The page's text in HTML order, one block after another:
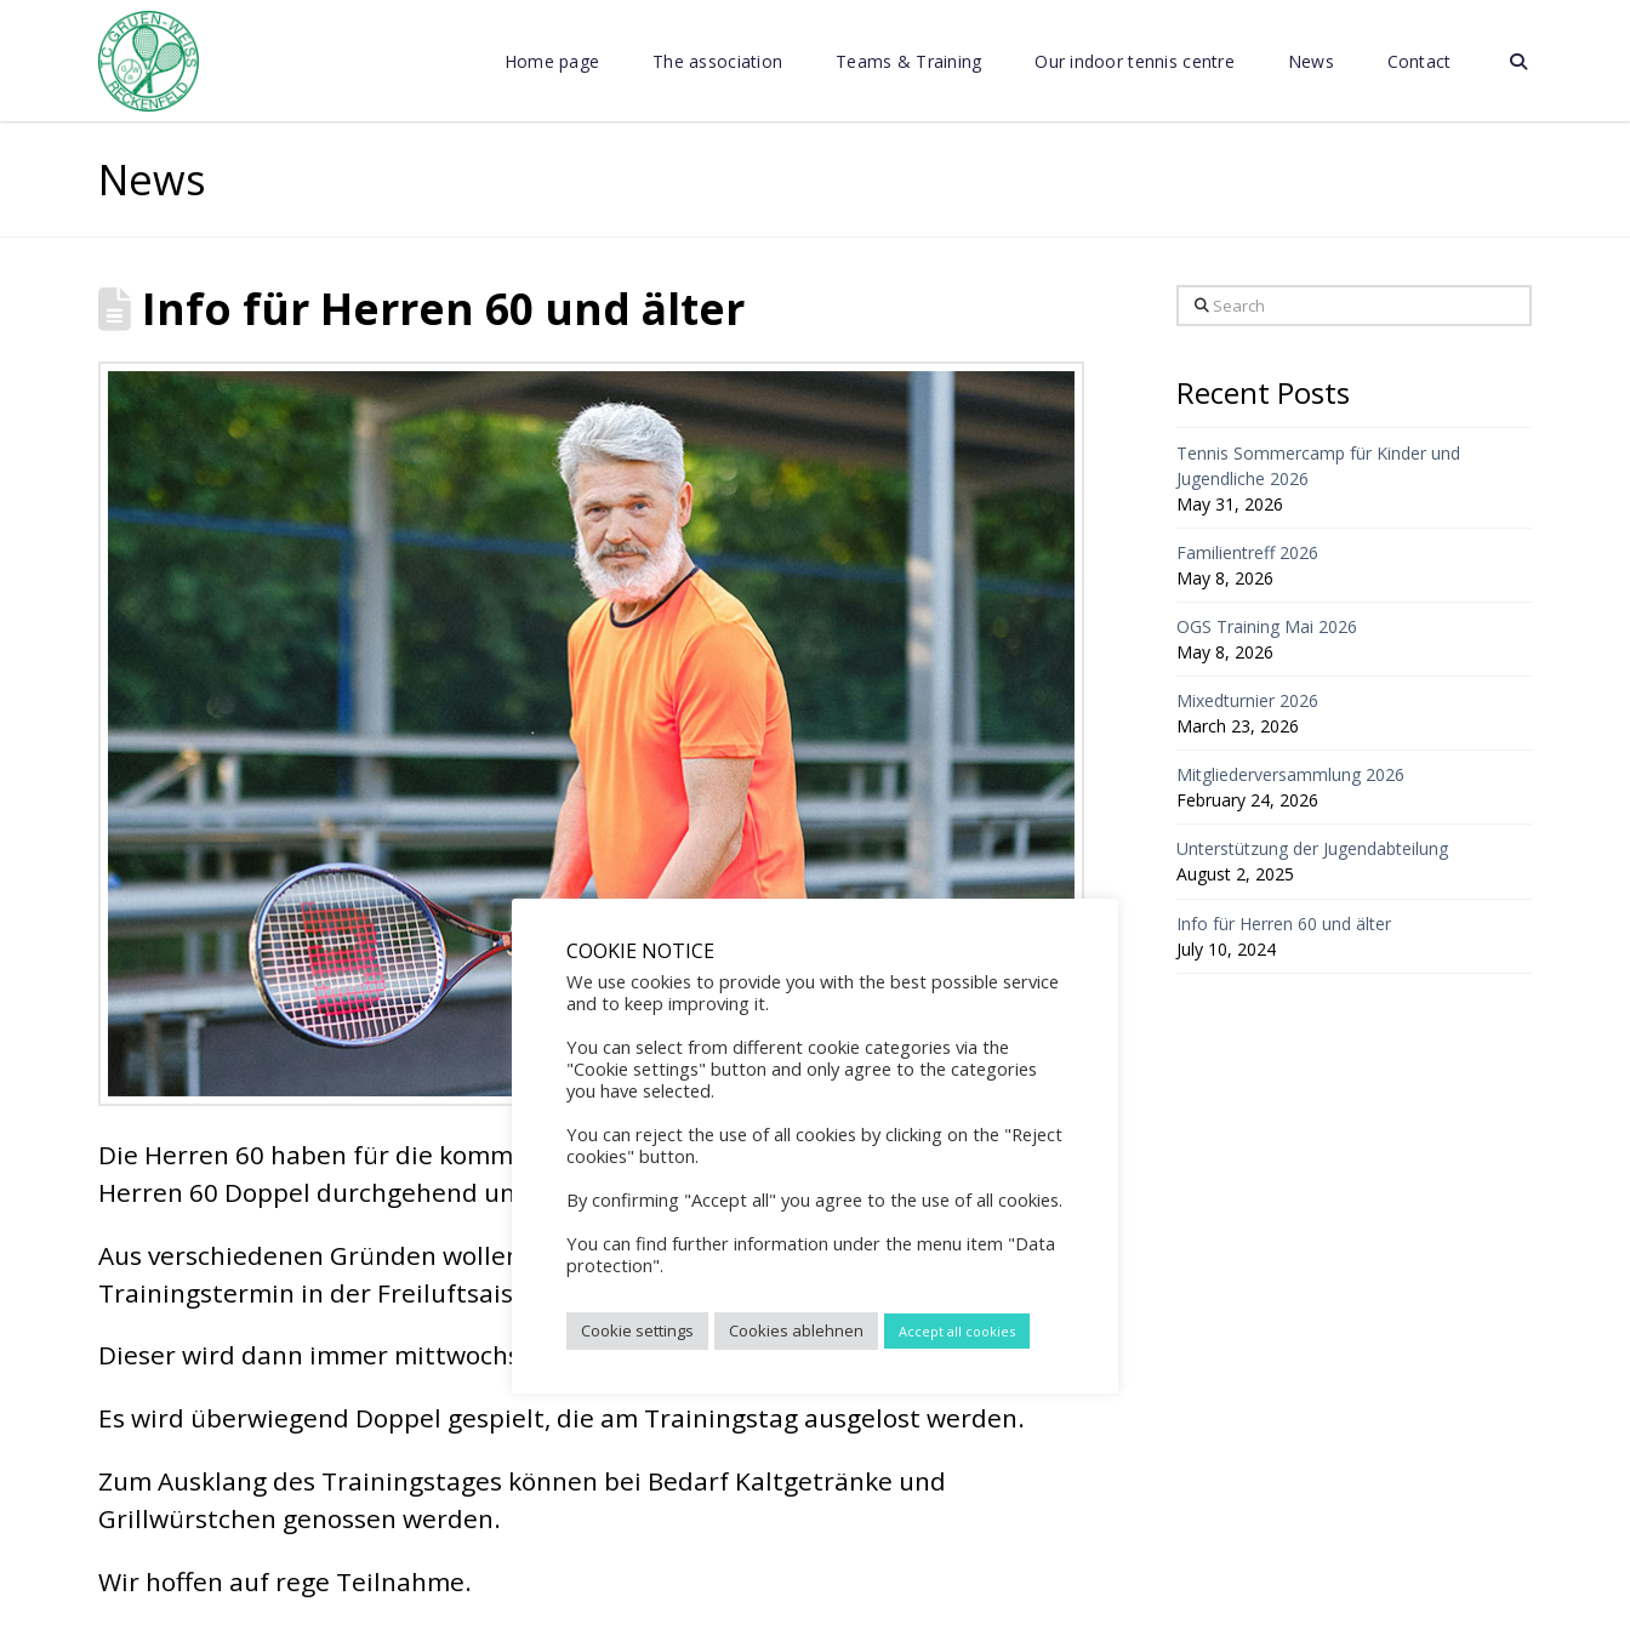
Home page The association Teams & Training Our indoor tennis centre News Contact
News
Info für Herren 60 und älter
Die Herren 60 haben für die kommende Sommersaison 2024 zwei Mannschaften
Herren 60 Doppel durchgehend und eine Herren 65 gemeldet.
Aus verschiedenen Gründen wollen wir für die Altersgruppe einen gemeinsamen
Trainingstermin in der Freiluftsaison festlegen.
Dieser wird dann immer mittwochs in der Zeit von 17.00 h bis Ende offen sein.
Es wird überwiegend Doppel gespielt, die am Trainingstag ausgelost werden.
Zum Ausklang des Trainingstages können bei Bedarf Kaltgetränke und
Grillwürstchen genossen werden.
Wir hoffen auf rege Teilnahme.
Search
Recent Posts
Tennis Sommercamp für Kinder und
Jugendliche 2026
May 31, 2026
Familientreff 2026
May 8, 2026
OGS Training Mai 2026
May 8, 2026
Mixedturnier 2026
March 23, 2026
Mitgliederversammlung 2026
February 24, 2026
Unterstützung der Jugendabteilung
August 2, 2025
Info für Herren 60 und älter
July 10, 2024
COOKIE NOTICE
We use cookies to provide you with the best possible service
and to keep improving it.
You can select from different cookie categories via the
"Cookie settings" button and only agree to the categories
you have selected.
You can reject the use of all cookies by clicking on the "Reject
cookies" button.
By confirming "Accept all" you agree to the use of all cookies.
You can find further information under the menu item "Data
protection".
Cookie settings Cookies ablehnen Accept all cookies